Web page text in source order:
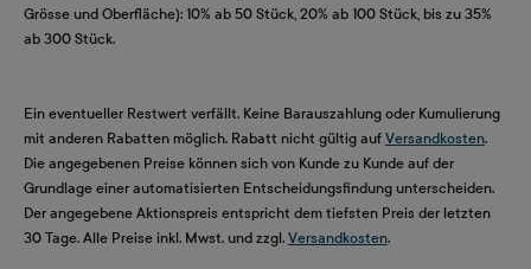
Grösse und Oberfläche): 10% ab 50 Stück, 20% ab 100 Stück, bis zu 35%
ab 300 Stück.
Ein eventueller Restwert verfällt. Keine Barauszahlung oder Kumulierung
mit anderen Rabatten möglich. Rabatt nicht gültig auf Versandkosten.
Die angegebenen Preise können sich von Kunde zu Kunde auf der
Grundlage einer automatisierten Entscheidungsfindung unterscheiden.
Der angegebene Aktionspreis entspricht dem tiefsten Preis der letzten
30 Tage. Alle Preise inkl. Mwst. und zzgl. Versandkosten.